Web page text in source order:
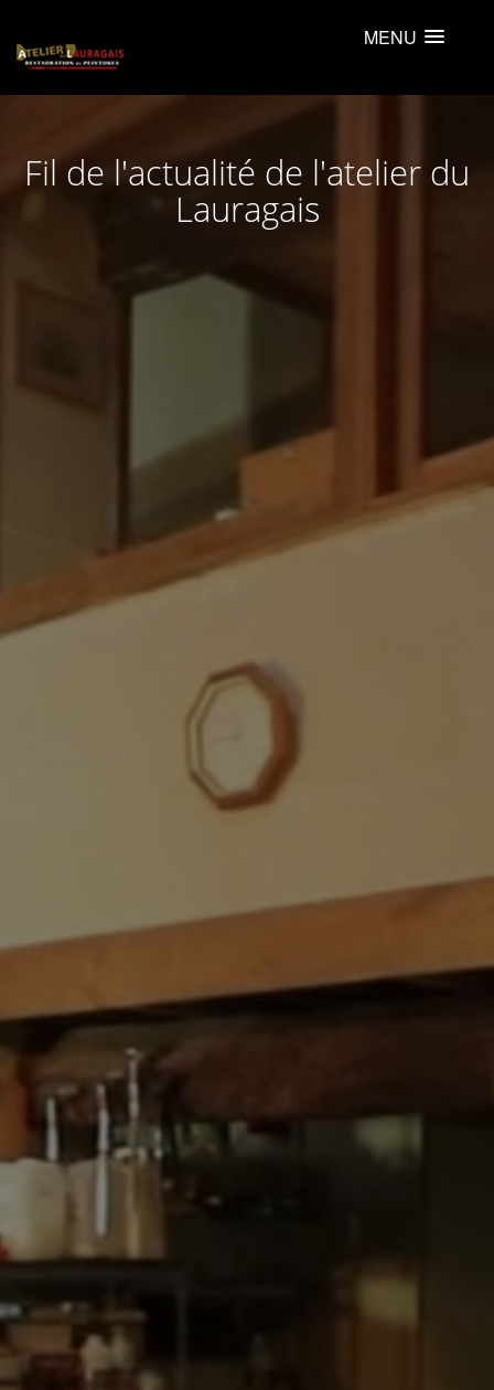
MENU
Fil de l'actualité de l'atelier du
Lauragais